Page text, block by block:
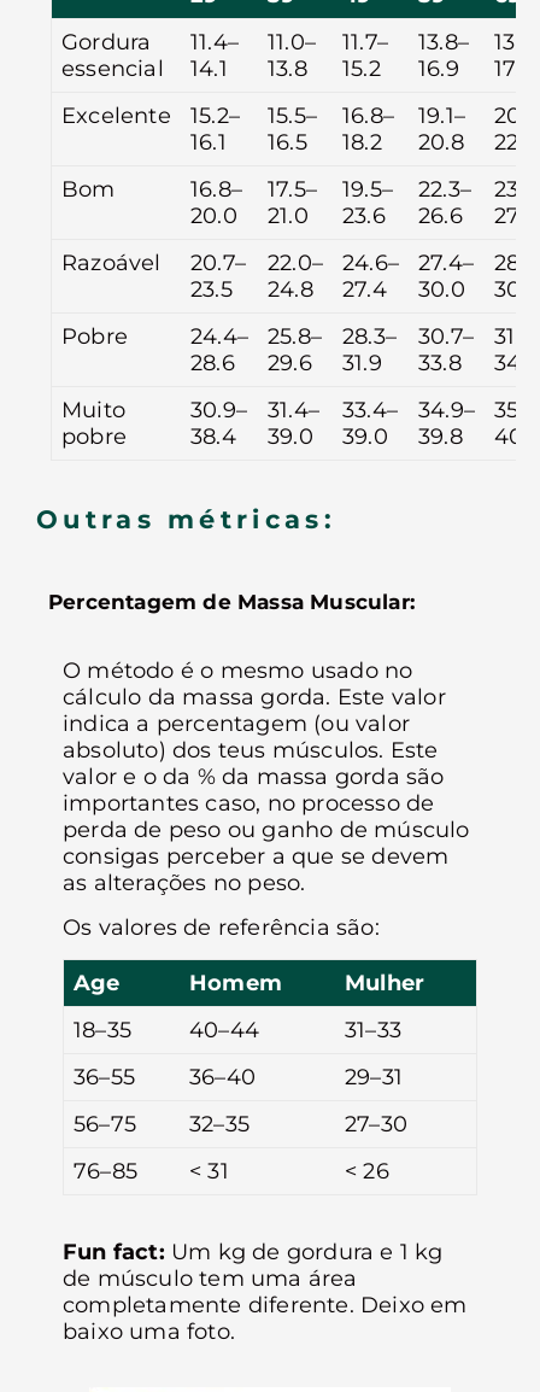
Gordura
essencial
11.4–
14.1
11.0–
13.8
11.7–
15.2
13.8–
16.9
17.7
Excelente
15.2–
16.1
15.5–
16.5
16.8–
18.2
19.1–
20.8
22.0
Bom
16.8–
20.0
17.5–
21.0
19.5–
23.6
22.3–
26.6
27.5
Razoável
20.7–
23.5
22.0–
24.8
24.6–
27.4
27.4–
30.0
30.8
Pobre
24.4–
28.6
25.8–
29.6
28.3–
31.9
30.7–
33.8
34.4
Muito
pobre
30.9–
38.4
31.4–
39.0
33.4–
39.0
34.9–
39.8
40.3
Outras métricas:
Percentagem de Massa Muscular:
O método é o mesmo usado no
cálculo da massa gorda. Este valor
indica a percentagem (ou valor
absoluto) dos teus músculos. Este
valor e o da % da massa gorda são
importantes caso, no processo de
perda de peso ou ganho de músculo
consigas perceber a que se devem
as alterações no peso.
Os valores de referência são:
Age Homem
Mulher
18–35
40–44
31–33
36–55
36–40
29–31
56–75
32–35
27–30
76–85
< 31 < 26
Fun fact: Um kg de gordura e 1 kg
de músculo tem uma área
completamente diferente. Deixo em
baixo uma foto.